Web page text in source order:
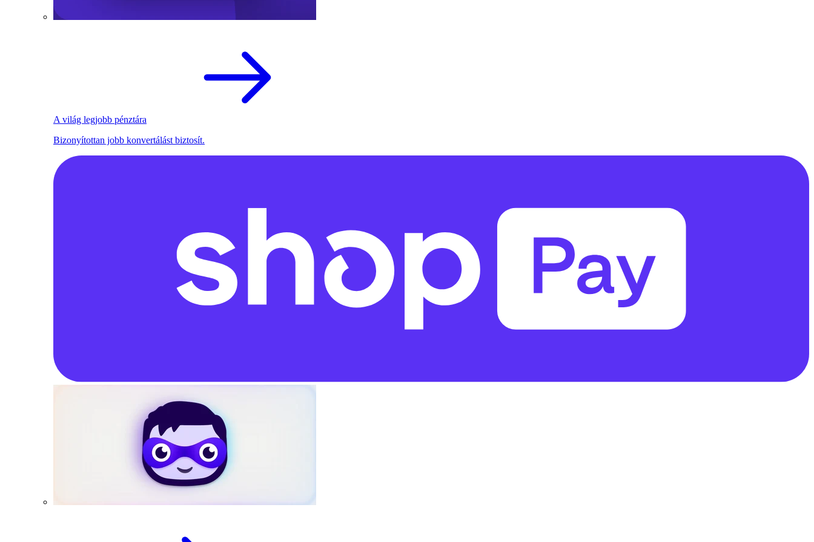
A világ legjobb pénztára
Bizonyítottan jobb konvertálást biztosít.